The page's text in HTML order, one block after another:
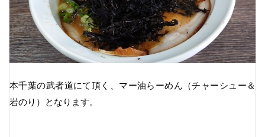
本千葉の武者道にて頂く、マー油らーめん（チャーシュー＆
岩のり）となります。